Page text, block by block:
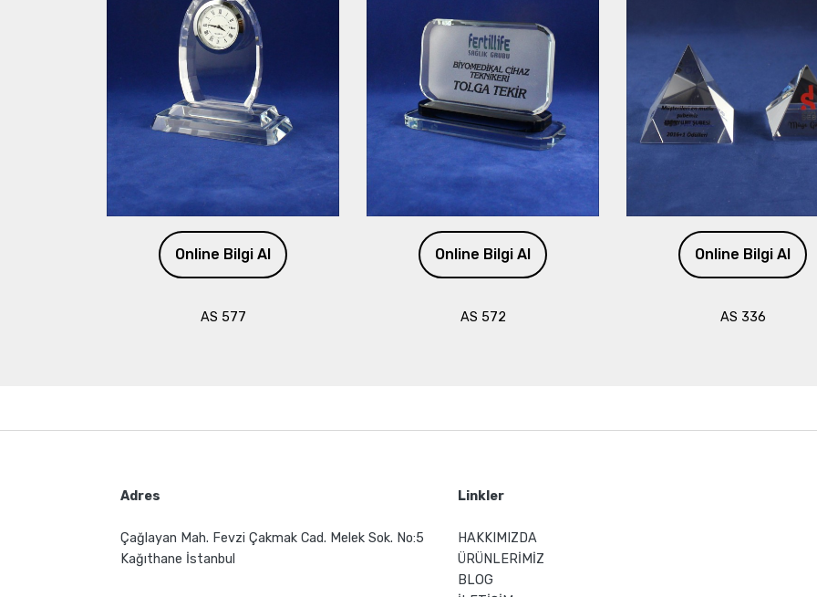
Online Bilgi Al
AS 577
Online Bilgi Al
AS 572
Online Bilgi Al
AS 336
Adres
Çağlayan Mah. Fevzi Çakmak Cad. Melek Sok. No:5
Kağıthane İstanbul
Linkler
HAKKIMIZDA
ÜRÜNLERİMİZ
BLOG